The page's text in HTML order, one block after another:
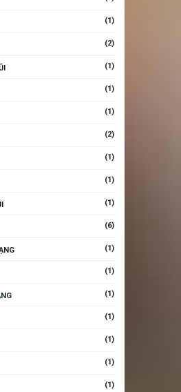
(1)
(2)
(1)
(1)
(1)
(2)
(1)
(1)
(1)
(6)
(1)
(1)
(1)
(1)
(1)
(1)
(1)